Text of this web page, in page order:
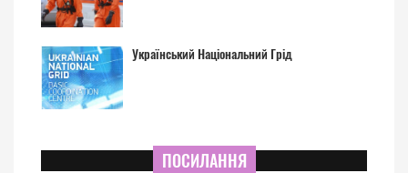
Український Національний Грід
ПОСИЛАННЯ